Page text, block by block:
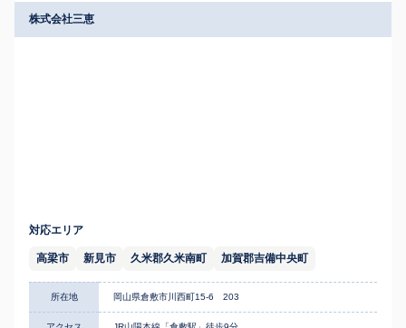
株式会社三恵
対応エリア
高梁市 新見市 久米郡久米南町 加賀郡吉備中央町
所在地 岡山県倉敷市川西町15-6 203